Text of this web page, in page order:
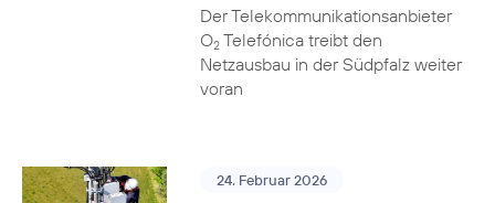
Der Telekommunikationsanbieter
O2Telefónica treibt den
Netzausbau in der Südpfalz weiter
voran
24. Februar 2026